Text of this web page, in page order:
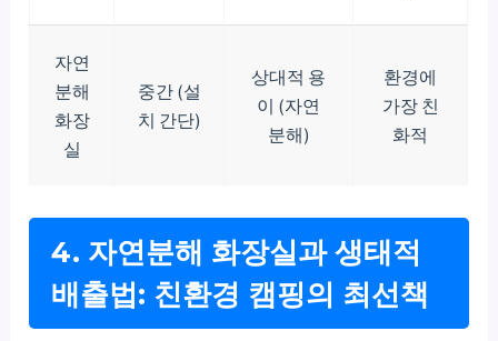
자연
분해
화장
실
중간 (설
치 간단)
상대적 용
이 (자연
분해)
환경에
가장 친
화적
4. 자연분해 화장실과 생태적
배출법: 친환경 캠핑의 최선책